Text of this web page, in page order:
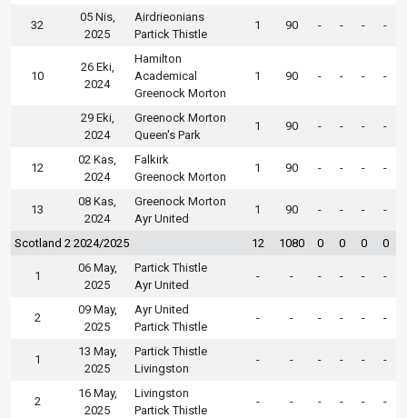
32
05 Nis,
2025
Airdrieonians
Partick Thistle
1 90 - - - -
10
26 Eki,
2024
Hamilton
Academical
Greenock Morton
1 90 - - - -
29 Eki,
2024
Greenock Morton
Queen's Park
1 90 - - - -
12
02 Kas,
2024
Falkirk
Greenock Morton
1 90 - - - -
13
08 Kas,
2024
Greenock Morton
Ayr United
1 90 - - - -
Scotland 2 2024/2025 12 1080 0 0 0 0
1
06 May,
2025
Partick Thistle
Ayr United
- - - - - -
2
09 May,
2025
Ayr United
Partick Thistle
- - - - - -
1
13 May,
2025
Partick Thistle
Livingston
- - - - - -
2
16 May,
2025
Livingston
Partick Thistle
- - - - - -